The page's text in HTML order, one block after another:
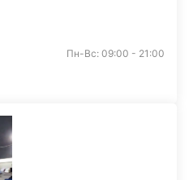
Пн-Вс: 09:00 - 21:00